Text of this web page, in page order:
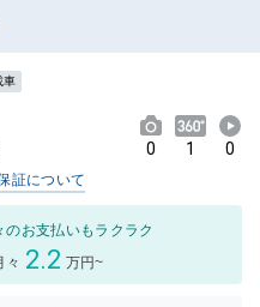
車
0 1 0
証について
お支払いもラクラク
々 2.2 万円~